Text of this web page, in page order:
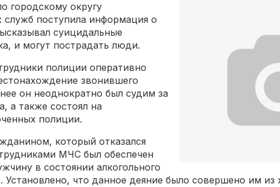
городскому округу
поступила информация о
суицидальные
и могут пострадать люди.
полиции оперативно
звонившего
он неоднократно был судим за
а также состоял на
полиции.
который отказался
МЧС был обеспечен
в состоянии алкогольного
что данное деяние было совершено им из